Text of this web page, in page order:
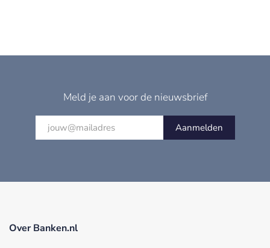
Meld je aan voor de nieuwsbrief
Aanmelden
Over Banken.nl